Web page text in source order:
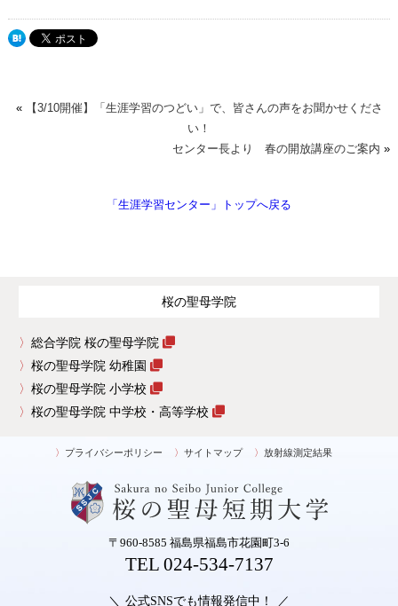
«
【3/10開催】「生涯学習のつどい」で、皆さんの声をお聞かせくださ
い！
センター長より 春の開放講座のご案内 »
「生涯学習センター」トップへ戻る
桜の聖母学院
総合学院 桜の聖母学院
桜の聖母学院 幼稚園
桜の聖母学院 小学校
桜の聖母学院 中学校・高等学校
〒960-8585 福島県福島市花園町3-6
TEL 024-534-7137
公式SNSでも情報発信中！
プライバシーポリシー サイトマップ 放射線測定結果